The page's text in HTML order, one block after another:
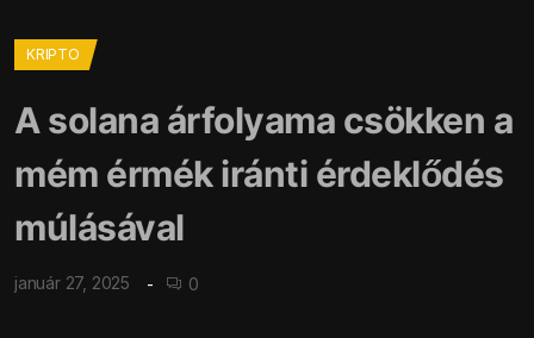
KRIPTO
A solana árfolyama csökken a
mém érmék iránti érdeklődés
múlásával
január 27, 2025 0